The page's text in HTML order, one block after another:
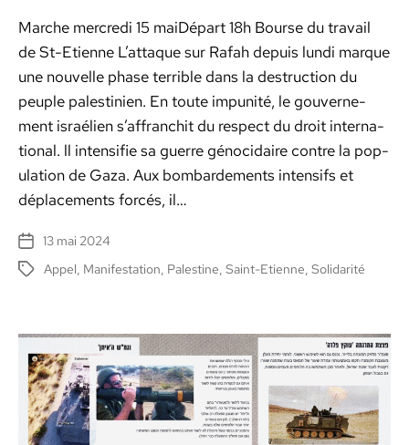
Marche mer­cre­di 15 maiD­é­part 18h Bourse du tra­vail
de St-Eti­enne L’attaque sur Rafah depuis lun­di mar­que
une nou­velle phase ter­ri­ble dans la destruc­tion du
peu­ple pales­tinien. En toute impunité, le gou­verne­
ment israélien s’affranchit du respect du droit inter­na­
tion­al. ll inten­si­fie sa guerre géno­cidaire con­tre la pop­
u­la­tion de Gaza. Aux bom­barde­ments inten­sifs et
déplace­ments for­cés, il…
Date
de
l’article
13 mai 2024
Étiquettes
Appel, Manifestation, Palestine, Saint-Etienne, Solidarité